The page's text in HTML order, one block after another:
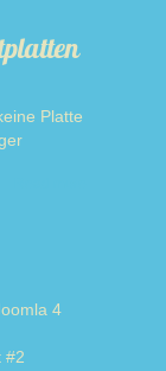
Platte
4
#2